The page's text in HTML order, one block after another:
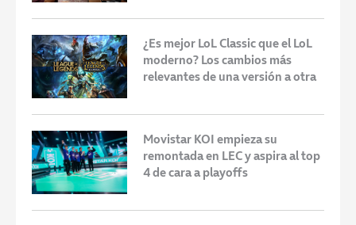
¿Es mejor LoL Classic que el LoL
moderno? Los cambios más
relevantes de una versión a otra
Movistar KOI empieza su
remontada en LEC y aspira al top
4 de cara a playoffs